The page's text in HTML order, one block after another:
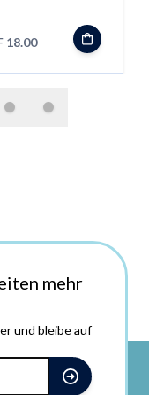
18.00
mehr
und bleibe auf